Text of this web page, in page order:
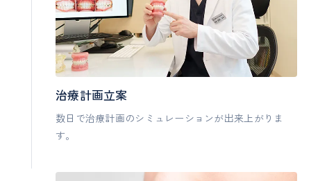
治療計画立案
数日で治療計画のシミュレーションが出来上がりま
す。